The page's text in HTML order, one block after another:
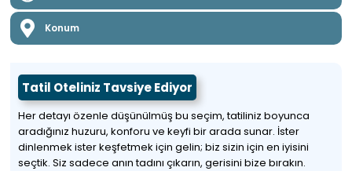
Konum
Tatil Oteliniz Tavsiye Ediyor
Her detayı özenle düşünülmüş bu seçim, tatiliniz boyunca
aradığınız huzuru, konforu ve keyfi bir arada sunar. İster
dinlenmek ister keşfetmek için gelin; biz sizin için en iyisini
seçtik. Siz sadece anın tadını çıkarın, gerisini bize bırakın.